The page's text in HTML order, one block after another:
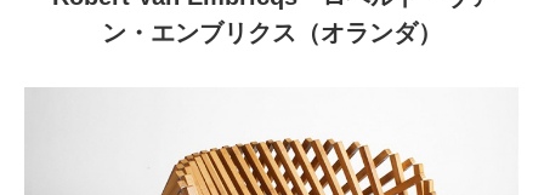
ン・エンブリクス（オランダ）